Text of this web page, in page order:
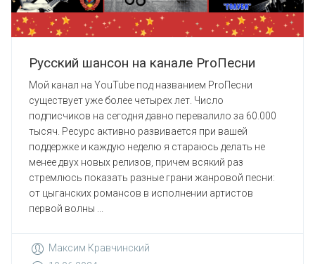
Русский шансон на канале ProПесни
Мой канал на YouTube под названием ProПесни
существует уже более четырех лет. Число
подписчиков на сегодня давно перевалило за 60.000
тысяч. Ресурс активно развивается при вашей
поддержке и каждую неделю я стараюсь делать не
менее двух новых релизов, причем всякий раз
стремлюсь показать разные грани жанровой песни:
от цыганских романсов в исполнении артистов
первой волны ...
Максим Кравчинский